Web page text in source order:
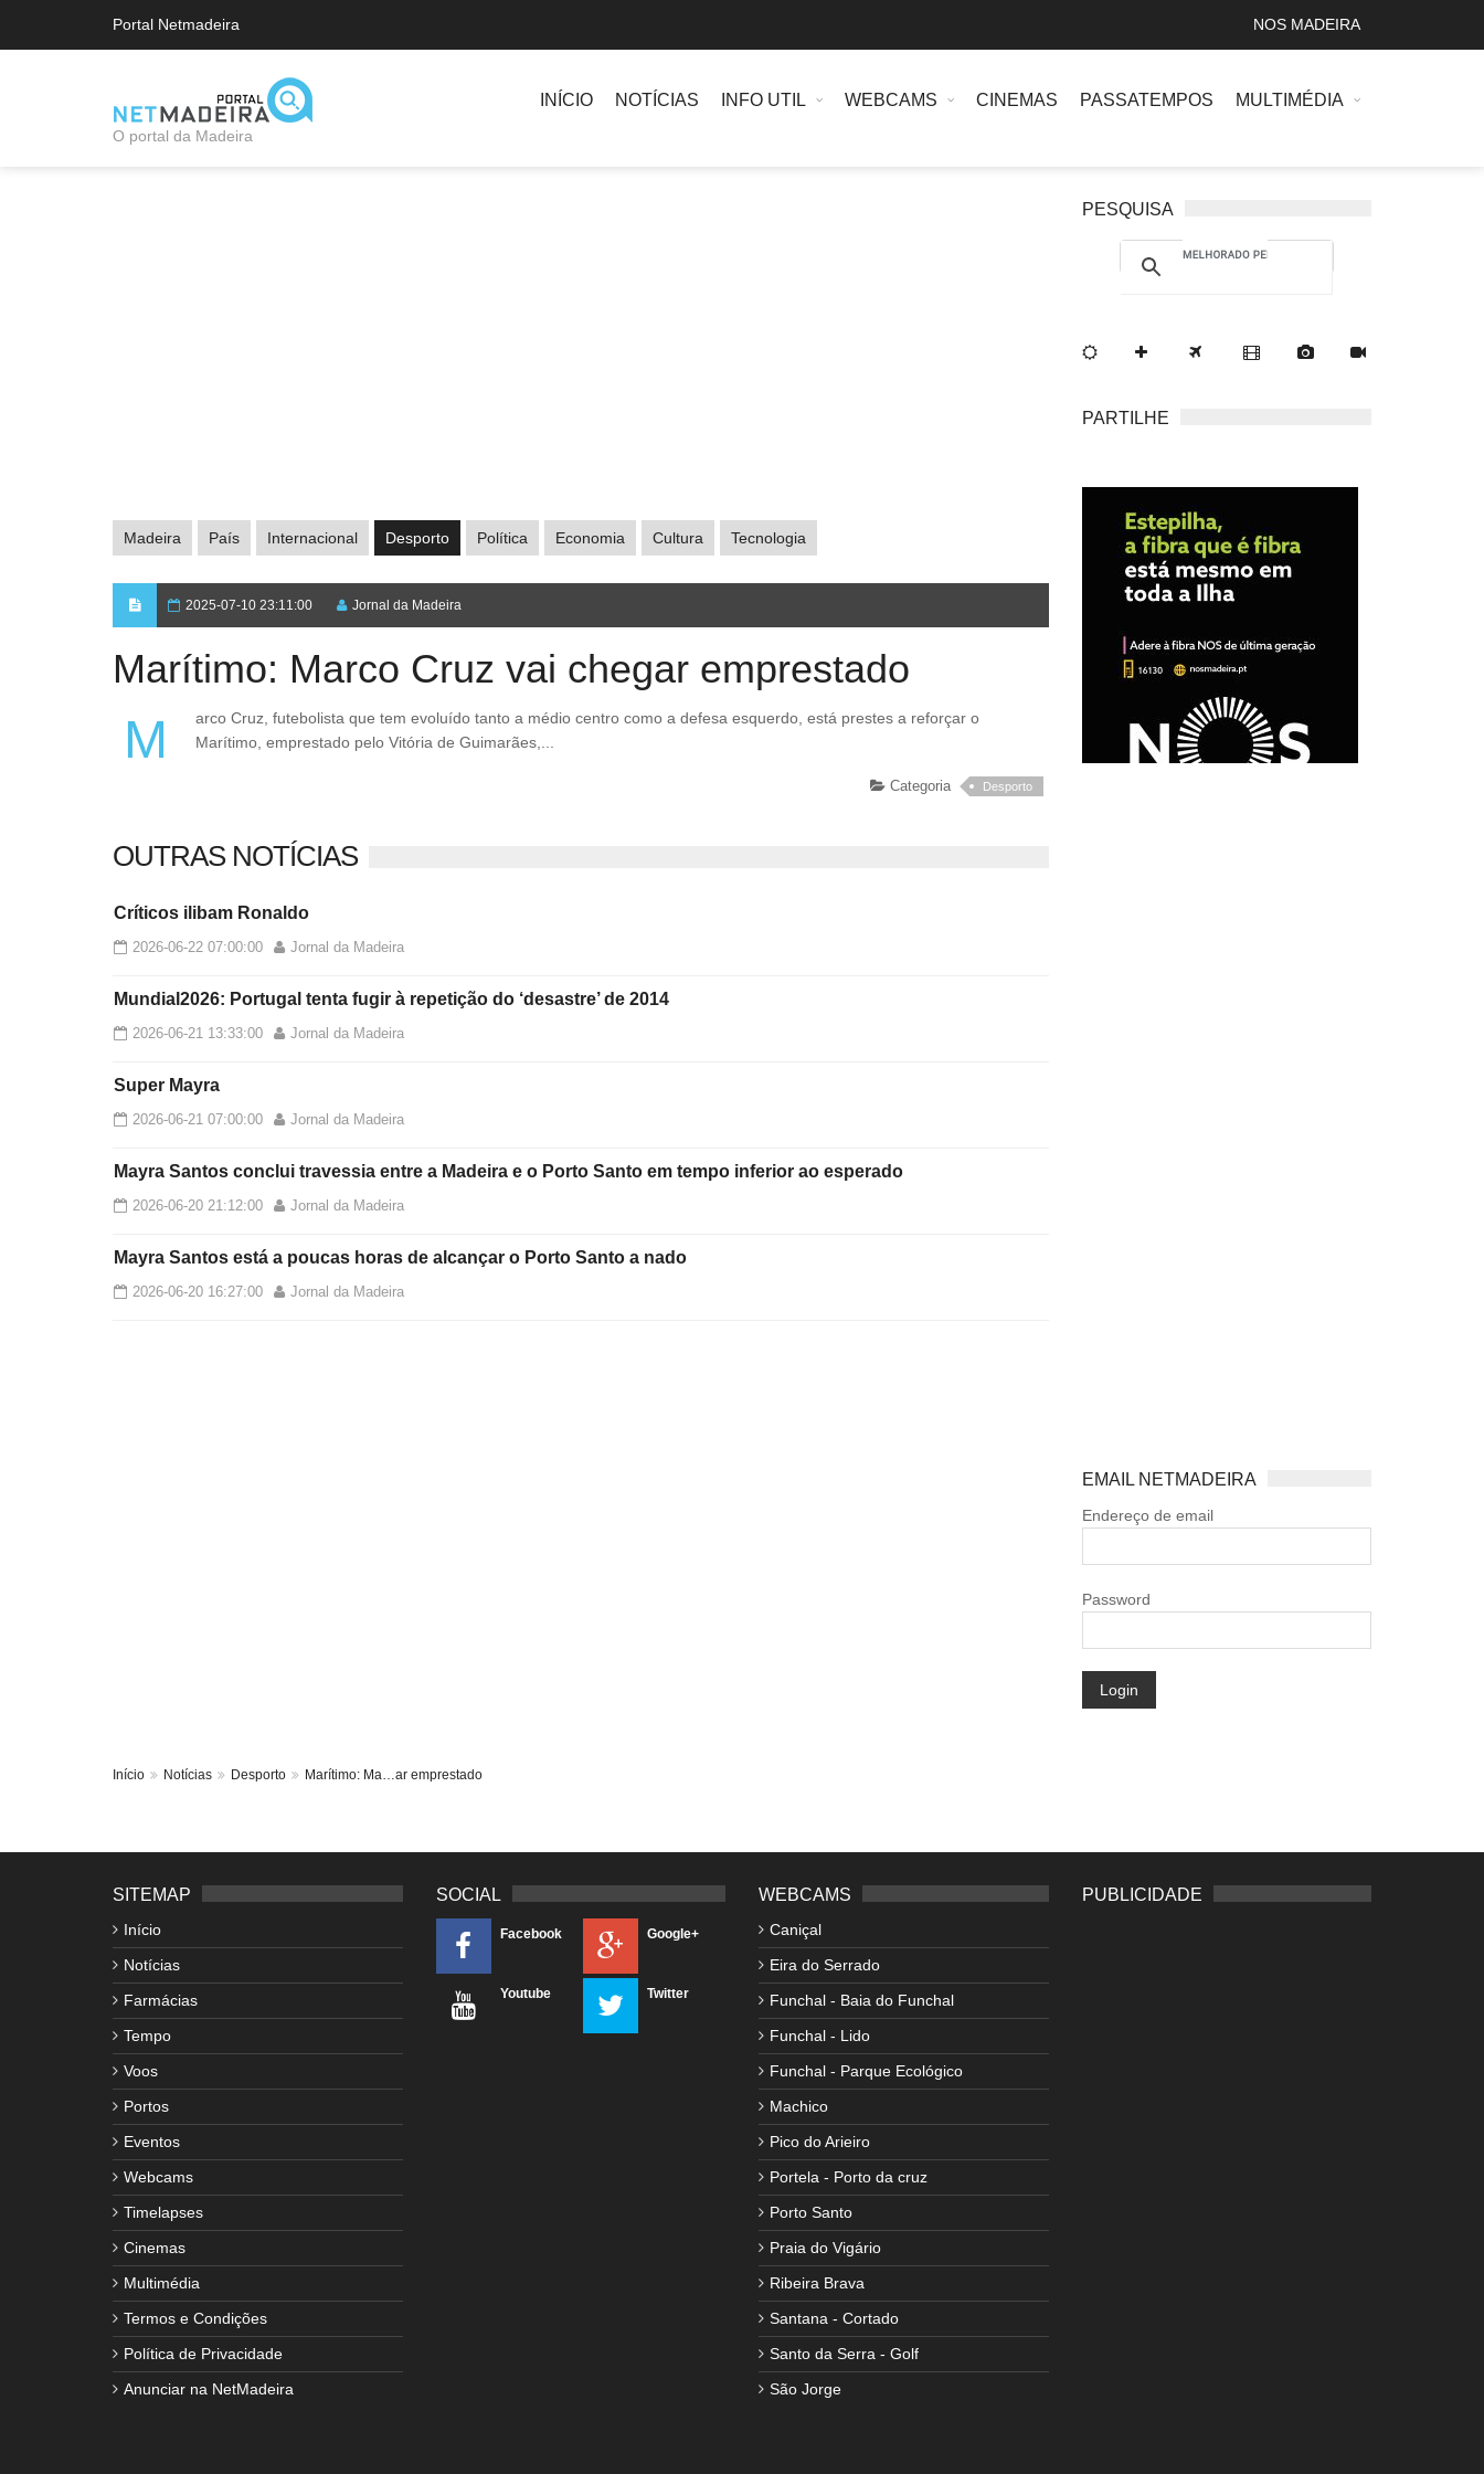
Portal Netmadeira NOS MADEIRA
O portal da Madeira
INÍCIO NOTÍCIAS INFO UTIL WEBCAMS CINEMAS PASSATEMPOS MULTIMÉDIA
Madeira País Internacional Desporto Política Economia Cultura Tecnologia
2025-07-10 23:11:00 Jornal da Madeira
Marítimo: Marco Cruz vai chegar emprestado
Marco Cruz, futebolista que tem evoluído tanto a médio centro como a defesa esquerdo, está prestes a reforçar o Marítimo, emprestado pelo Vitória de Guimarães,...
Categoria Desporto
OUTRAS NOTÍCIAS
Críticos ilibam Ronaldo
2026-06-22 07:00:00 Jornal da Madeira
Mundial2026: Portugal tenta fugir à repetição do ‘desastre’ de 2014
2026-06-21 13:33:00 Jornal da Madeira
Super Mayra
2026-06-21 07:00:00 Jornal da Madeira
Mayra Santos conclui travessia entre a Madeira e o Porto Santo em tempo inferior ao esperado
2026-06-20 21:12:00 Jornal da Madeira
Mayra Santos está a poucas horas de alcançar o Porto Santo a nado
2026-06-20 16:27:00 Jornal da Madeira
PESQUISA
PARTILHE
EMAIL NETMADEIRA
Endereço de email
Password
Login
Início Notícias Desporto Marítimo: Ma…ar emprestado
SITEMAP
Início
Notícias
Farmácias
Tempo
Voos
Portos
Eventos
Webcams
Timelapses
Cinemas
Multimédia
Termos e Condições
Política de Privacidade
Anunciar na NetMadeira
SOCIAL
Facebook Google+
Youtube Twitter
WEBCAMS
Caniçal
Eira do Serrado
Funchal - Baia do Funchal
Funchal - Lido
Funchal - Parque Ecológico
Machico
Pico do Arieiro
Portela - Porto da cruz
Porto Santo
Praia do Vigário
Ribeira Brava
Santana - Cortado
Santo da Serra - Golf
São Jorge
PUBLICIDADE